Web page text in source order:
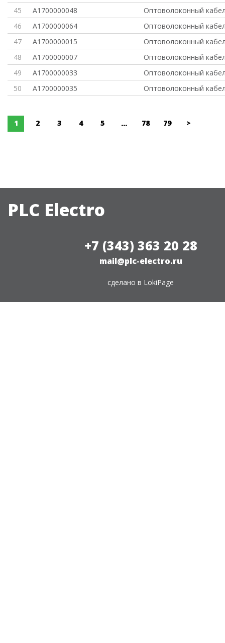
45
A1700000048
Оптоволоконный
46
A1700000064
Оптоволоконный
47
A1700000015
Оптоволоконный
48
A1700000007
Оптоволоконный
49
A1700000033
Оптоволоконный
50
A1700000035 Оптоволоконный
1 2 3 4 5 ... 78 79 >
PLC Electro
+7 (343) 363 20 28
mail@plc-electro.ru
сделано в LokiPage